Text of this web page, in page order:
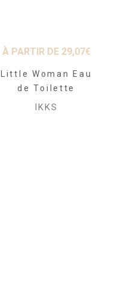
À PARTIR DE 29,07€
Little Woman Eau
de Toilette
IKKS